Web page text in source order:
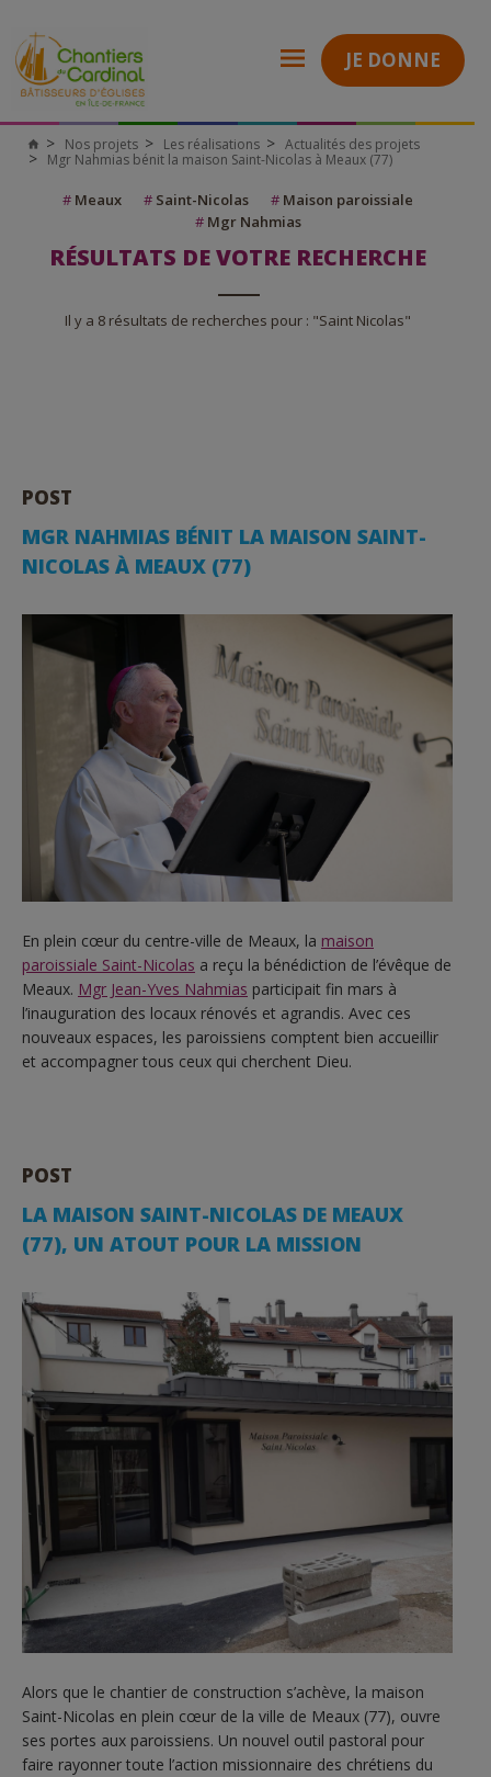
JE DONNE
Nos projets Les réalisations
Actualités des projets
Mgr Nahmias bénit la maison Saint-Nicolas à Meaux (77)
#Meaux #Saint-Nicolas #Maison paroissiale
# Mgr Nahmias
RÉSULTATS DE VOTRE RECHERCHE
Il y a 8 résultats de recherches pour : "Saint Nicolas"
POST
MGR NAHMIAS BÉNIT LA MAISON SAINT-
NICOLAS À MEAUX (77)
En plein cœur du centre-ville de Meaux, la maison
paroissiale Saint-Nicolas a reçu la bénédiction de l’évêque de
Meaux. Mgr Jean-Yves Nahmias participait fin mars à
l’inauguration des locaux rénovés et agrandis. Avec ces
nouveaux espaces, les paroissiens comptent bien accueillir
et accompagner tous ceux qui cherchent Dieu.
POST
LA MAISON SAINT-NICOLAS DE MEAUX
(77), UN ATOUT POUR LA MISSION
Alors que le chantier de construction s’achève, la maison
Saint-Nicolas en plein cœur de la ville de Meaux (77), ouvre
ses portes aux paroissiens. Un nouvel outil pastoral pour
faire rayonner toute l’action missionnaire des chrétiens du